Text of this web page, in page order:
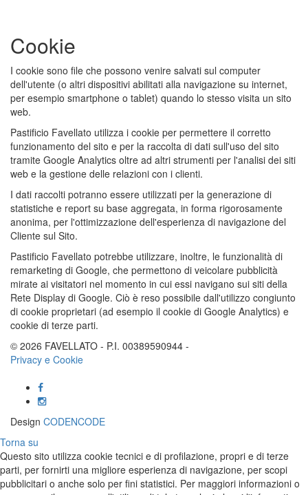
Cookie
I cookie sono file che possono venire salvati sul computer
dell'utente (o altri dispositivi abilitati alla navigazione su internet,
per esempio smartphone o tablet) quando lo stesso visita un sito
web.
Pastificio Favellato utilizza i cookie per permettere il corretto
funzionamento del sito e per la raccolta di dati sull'uso del sito
tramite Google Analytics oltre ad altri strumenti per l'analisi dei siti
web e la gestione delle relazioni con i clienti.
I dati raccolti potranno essere utilizzati per la generazione di
statistiche e report su base aggregata, in forma rigorosamente
anonima, per l'ottimizzazione dell'esperienza di navigazione del
Cliente sul Sito.
Pastificio Favellato potrebbe utilizzare, inoltre, le funzionalità di
remarketing di Google, che permettono di veicolare pubblicità
mirate ai visitatori nel momento in cui essi navigano sui siti della
Rete Display di Google. Ciò è reso possibile dall'utilizzo congiunto
di cookie proprietari (ad esempio il cookie di Google Analytics) e
cookie di terze parti.
© 2026 FAVELLATO - P.I. 00389590944 -
Privacy e Cookie
Facebook
Instagram
Design CODENCODE
Torna su
Questo sito utilizza cookie tecnici e di profilazione, propri e di terze
parti, per fornirti una migliore esperienza di navigazione, per scopi
pubblicitari o anche solo per fini statistici. Per maggiori informazioni o